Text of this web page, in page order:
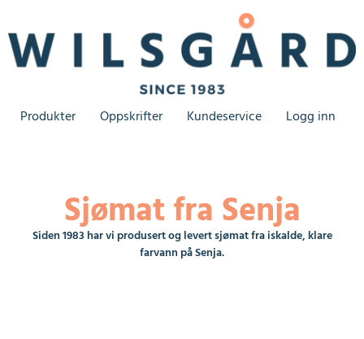
Produkter Oppskrifter Kundeservice Logg inn
Sjømat fra Senja
Siden 1983 har vi produsert og levert sjømat fra iskalde, klare
farvann på Senja.